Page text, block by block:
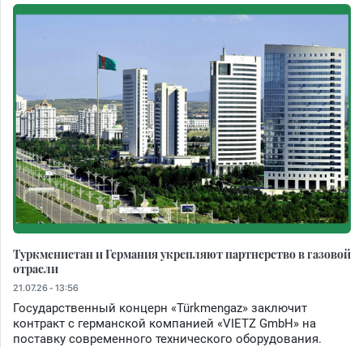
Туркменистан и Германия укрепляют партнерство в газовой
отрасли
21.07.26 - 13:56
Государственный концерн «Türkmengaz» заключит
контракт с германской компанией «VIETZ GmbH» на
поставку современного технического оборудования.